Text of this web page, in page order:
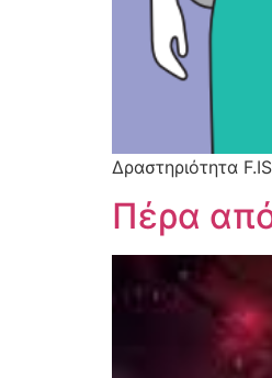
Δραστηριότητα
Πέρα